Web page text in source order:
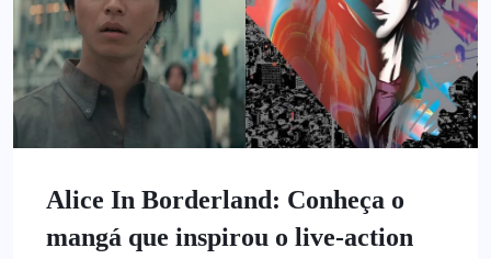
Alice In Borderland: Conheça o
mangá que inspirou o live-action